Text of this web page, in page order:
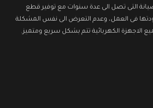
التى تصل الى عدة سنوات مع توفير قطع
فى العمل، وعدم التعرض الى نفس المشكلة
الاجهزة الكهربائية تتم بشكل سريع ومتميز.